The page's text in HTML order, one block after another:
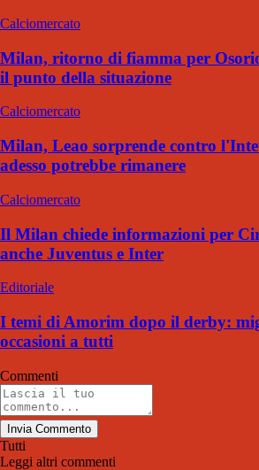
Calciomercato
Milan, ritorno di fiamma per
il punto della situazione
Calciomercato
Milan, Leao sorprende contro
adesso potrebbe rimanere
Calciomercato
Il Milan chiede informazioni per
anche Juventus e Inter
Editoriale
I temi di Amorim dopo il derby:
occasioni a tutti
Commenti
Invia Commento
Tutti
Leggi altri commenti